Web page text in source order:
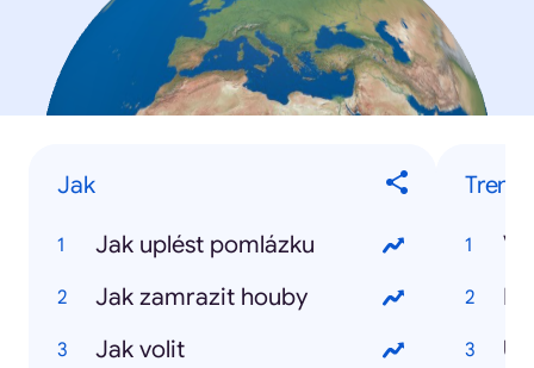
Jak
Jak uplést pomlázku
Jak zamrazit houby
Jak volit